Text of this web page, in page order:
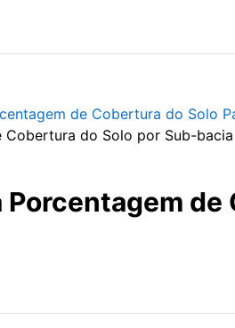
de Cobertura do Solo
Cobertura do Solo por Sub-bacia